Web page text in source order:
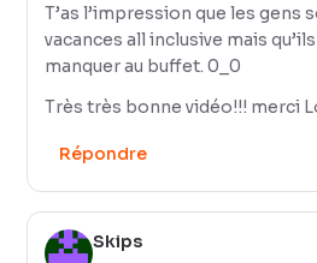
T’as l’impression que les gens
vacances all inclusive mais
manquer au buffet. 0_0
Très très bonne vidéo!!! merci
Répondre
Skips